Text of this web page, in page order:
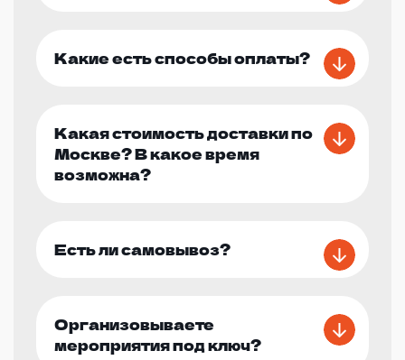
Какие есть способы оплаты?
Какая стоимость доставки по
Москве? В какое время
возможна?
Есть ли самовывоз?
Организовываете
мероприятия под ключ?